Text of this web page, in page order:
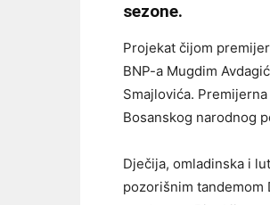
sezone.
Projekat čijom
BNP-a Mugdim
Smajlovića.
Bosanskog narodnog
Dječija, omladinska i
pozorišnim tandemom